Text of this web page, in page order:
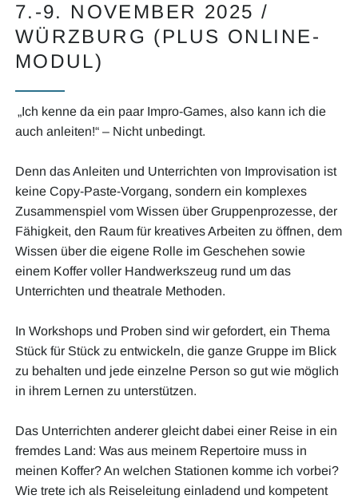
7.-9. NOVEMBER 2025 /
WÜRZBURG (PLUS ONLINE-
MODUL)
„Ich kenne da ein paar Impro-Games, also kann ich die
auch anleiten!“ – Nicht unbedingt.
Denn das Anleiten und Unterrichten von Improvisation ist
keine Copy-Paste-Vorgang, sondern ein komplexes
Zusammenspiel vom Wissen über Gruppenprozesse, der
Fähigkeit, den Raum für kreatives Arbeiten zu öffnen, dem
Wissen über die eigene Rolle im Geschehen sowie
einem Koffer voller Handwerkszeug rund um das
Unterrichten und theatrale Methoden.
In Workshops und Proben sind wir gefordert, ein Thema
Stück für Stück zu entwickeln, die ganze Gruppe im Blick
zu behalten und jede einzelne Person so gut wie möglich
in ihrem Lernen zu unterstützen.
Das Unterrichten anderer gleicht dabei einer Reise in ein
fremdes Land: Was aus meinem Repertoire muss in
meinen Koffer? An welchen Stationen komme ich vorbei?
Wie trete ich als Reiseleitung einladend und kompetent